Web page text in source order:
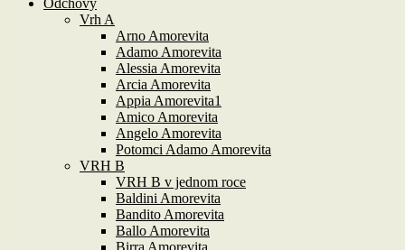
Odchovy
Vrh A
Arno Amorevita
Adamo Amorevita
Alessia Amorevita
Arcia Amorevita
Appia Amorevita1
Amico Amorevita
Angelo Amorevita
Potomci Adamo Amorevita
VRH B
VRH B v jednom roce
Baldini Amorevita
Bandito Amorevita
Ballo Amorevita
Birra Amorevita